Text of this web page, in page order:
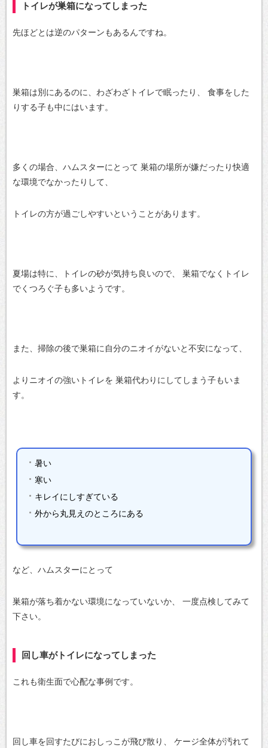
トイレが巣箱になってしまった
先ほどとは逆のパターンもあるんですね。
巣箱は別にあるのに、わざわざトイレで眠ったり、
食事をした
りする子も中にはいます。
多くの場合、ハムスターにとって 巣箱の場所が嫌だったり快適
な環境でなかったりして、
トイレの方が過ごしやすいということがあります。
夏場は特に、トイレの砂が気持ち良いので、
巣箱でなくトイレ
でくつろぐ子も多いようです。
また、掃除の後で巣箱に自分のニオイがないと不安になって、
よりニオイの強いトイレを 巣箱代わりにしてしまう子もいま
す。
暑い
寒い
キレイにしすぎている
外から丸見えのところにある
など、ハムスターにとって
巣箱が落ち着かない環境になっていないか、
一度点検してみて
下さい。
回し車がトイレになってしまった
これも衛生面で心配な事例です。
回し車を回すたびにおしっこが飛び散り、
ケージ全体が汚れて